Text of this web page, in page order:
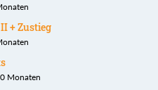
+ Zustieg
Monaten